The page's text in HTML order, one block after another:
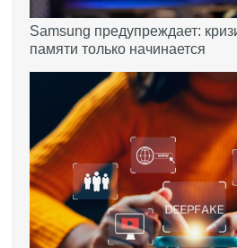
Samsung предупреждает:
памяти только начинается